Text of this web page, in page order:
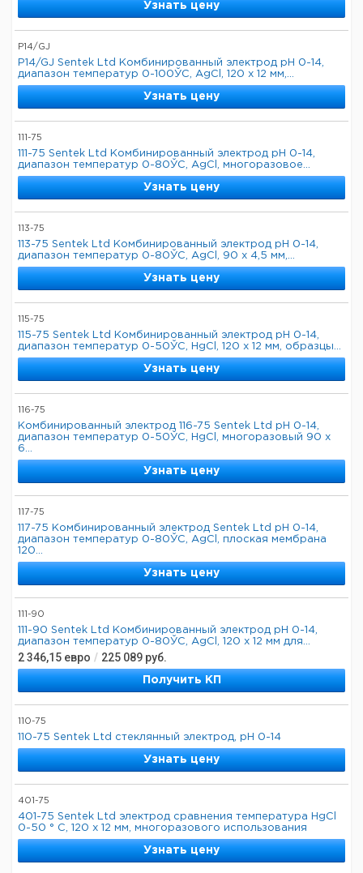
Узнать цену
P14/GJ
P14/GJ Sentek Ltd Комбинированный электрод pH 0-14,
диапазон температур 0-100ЎC, AgCl, 120 x 12 мм,...
Узнать цену
111-75
111-75 Sentek Ltd Комбинированный электрод pH 0-14,
диапазон температур 0-80ЎC, AgCl, многоразовое...
Узнать цену
113-75
113-75 Sentek Ltd Комбинированный электрод pH 0-14,
диапазон температур 0-80ЎC, AgCl, 90 x 4,5 мм,...
Узнать цену
115-75
115-75 Sentek Ltd Комбинированный электрод pH 0-14,
диапазон температур 0-50ЎC, HgCl, 120 x 12 мм, образцы...
Узнать цену
116-75
Комбинированный электрод 116-75 Sentek Ltd pH 0-14,
диапазон температур 0-50ЎC, HgCl, многоразовый 90 x
6...
Узнать цену
117-75
117-75 Комбинированный электрод Sentek Ltd pH 0-14,
диапазон температур 0-80ЎC, AgCl, плоская мембрана
120...
Узнать цену
111-90
111-90 Sentek Ltd Комбинированный электрод pH 0-14,
диапазон температур 0-80ЎC, AgCl, 120 x 12 мм для...
2 346,15 евро / 225 089 руб.
Получить КП
110-75
110-75 Sentek Ltd стеклянный электрод, pH 0-14
Узнать цену
401-75
401-75 Sentek Ltd электрод сравнения температура HgCl
0-50 ° C, 120 x 12 мм, многоразового использования
Узнать цену